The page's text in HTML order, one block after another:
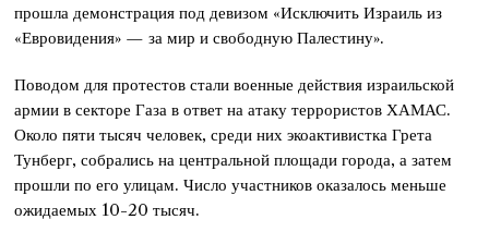
прошла демонстрация под девизом «Исключить Израиль из
«Евровидения» — за мир и свободную Палестину».
Поводом для протестов стали военные действия израильской
армии в секторе Газа в ответ на атаку террористов ХАМАС.
Около пяти тысяч человек, среди них экоактивистка Грета
Тунберг, собрались на центральной площади города, а затем
прошли по его улицам. Число участников оказалось меньше
ожидаемых 10-20 тысяч.